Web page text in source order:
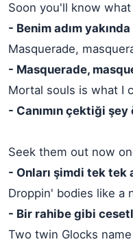
Soon you'll know
- Benim adım
Masquerade,
- Masquerade,
Mortal souls is what I
- Canımın çektiği
Seek them out now
- Onları şimdi tek tek
Droppin' bodies like a
- Bir rahibe gibi
Two twin Glocks